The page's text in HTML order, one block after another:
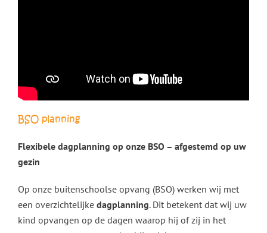
BSO planning
Flexibele dagplanning op onze BSO – afgestemd op uw
gezin
Op onze buitenschoolse opvang (BSO) werken wij met
een overzichtelijke dagplanning. Dit betekent dat wij uw
kind opvangen op de dagen waarop hij of zij in het